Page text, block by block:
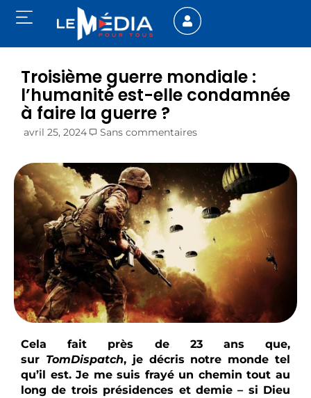
Troisième guerre mondiale :
l’humanité est-elle condamnée
à faire la guerre ?
avril 25, 2024 Sans commentaires
Cela fait près de 23 ans que,
sur TomDispatch, je décris notre monde tel
qu’il est. Je me suis frayé un chemin tout au
long de trois présidences et demie – si Dieu